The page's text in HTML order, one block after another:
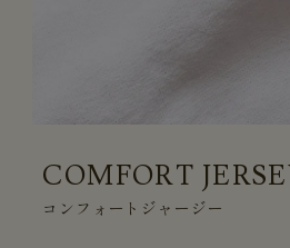
COMFORT
コンフォートジャージー